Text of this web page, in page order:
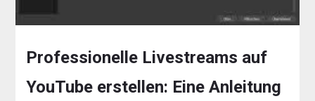
Professionelle Livestreams auf
YouTube erstellen: Eine Anleitung